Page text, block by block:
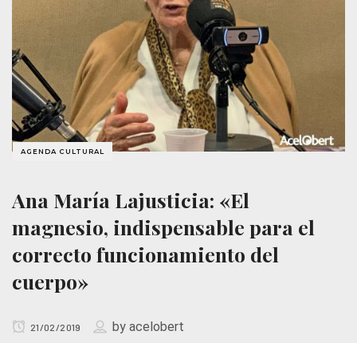
AGENDA CULTURAL
Ana María Lajusticia: «El
magnesio, indispensable para el
correcto funcionamiento del
cuerpo»
21/02/2019 by acelobert